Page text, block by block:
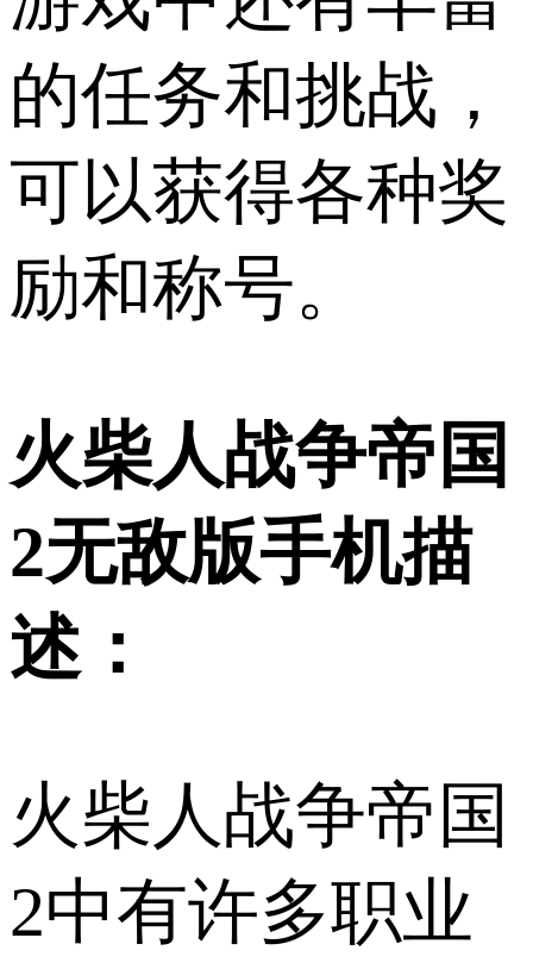
的任务和挑战，
可以获得各种奖
励和称号。
火柴人战争帝国
2无敌版手机描
述：
火柴人战争帝国
2中有许多职业